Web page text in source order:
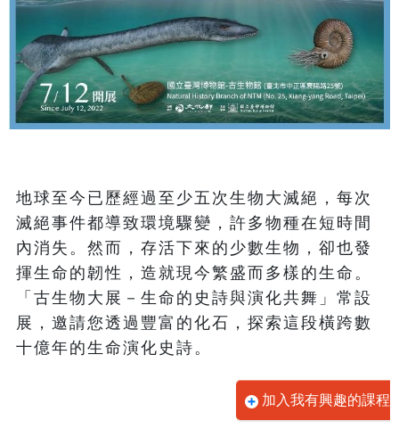
地球至今已歷經過至少五次生物大滅絕，每次
滅絕事件都導致環境驟變，許多物種在短時間
內消失。然而，存活下來的少數生物，卻也發
揮生命的韌性，造就現今繁盛而多樣的生命。
「古生物大展－生命的史詩與演化共舞」常設
展，邀請您透過豐富的化石，探索這段橫跨數
十億年的生命演化史詩。
加入我有興趣的課程